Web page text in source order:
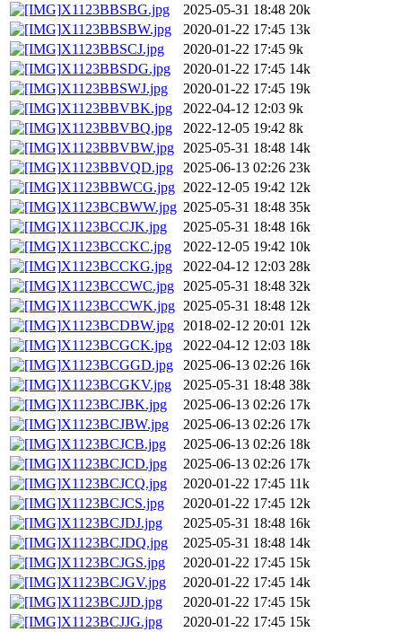
X1123BBSBG.jpg
2025-05-31 18:48 20k
X1123BBSBW.jpg
2020-01-22 17:45 13k
X1123BBSCJ.jpg
2020-01-22 17:45 9k
X1123BBSDG.jpg
2020-01-22 17:45 14k
X1123BBSWJ.jpg
2020-01-22 17:45 19k
X1123BBVBK.jpg
2022-04-12 12:03 9k
X1123BBVBQ.jpg
2022-12-05 19:42 8k
X1123BBVBW.jpg
2025-05-31 18:48 14k
X1123BBVQD.jpg
2025-06-13 02:26 23k
X1123BBWCG.jpg 2022-12-05 19:42 12k
X1123BCBWW.jpg 2025-05-31 18:48 35k
X1123BCCJK.jpg
2025-05-31 18:48 16k
X1123BCCKC.jpg
2022-12-05 19:42 10k
X1123BCCKG.jpg
2022-04-12 12:03 28k
X1123BCCWC.jpg
2025-05-31 18:48 32k
X1123BCCWK.jpg 2025-05-31 18:48 12k
X1123BCDBW.jpg
2018-02-12 20:01 12k
X1123BCGCK.jpg
2022-04-12 12:03 18k
X1123BCGGD.jpg
2025-06-13 02:26 16k
X1123BCGKV.jpg
2025-05-31 18:48 38k
X1123BCJBK.jpg
2025-06-13 02:26 17k
X1123BCJBW.jpg
2025-06-13 02:26 17k
X1123BCJCB.jpg
2025-06-13 02:26 18k
X1123BCJCD.jpg
2025-06-13 02:26 17k
X1123BCJCQ.jpg
2020-01-22 17:45 11k
X1123BCJCS.jpg
2020-01-22 17:45 12k
X1123BCJDJ.jpg
2025-05-31 18:48 16k
X1123BCJDQ.jpg
2025-05-31 18:48 14k
X1123BCJGS.jpg
2020-01-22 17:45 15k
X1123BCJGV.jpg
2020-01-22 17:45 14k
X1123BCJJD.jpg
2020-01-22 17:45 15k
X1123BCJJG.jpg
2020-01-22 17:45 15k